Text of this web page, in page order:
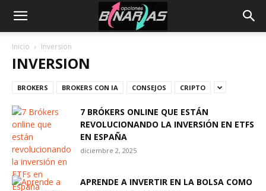
Inicio Inversion
INVERSION
BROKERS BROKERS CON IA CONSEJOS CRIPTO
7 BRÓKERS ONLINE QUE ESTÁN
REVOLUCIONANDO LA INVERSIÓN EN ETFS
EN ESPAÑA
diciembre 2, 2025
APRENDE A INVERTIR EN LA BOLSA COMO